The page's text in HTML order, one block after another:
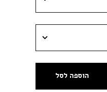
הוספה לסל